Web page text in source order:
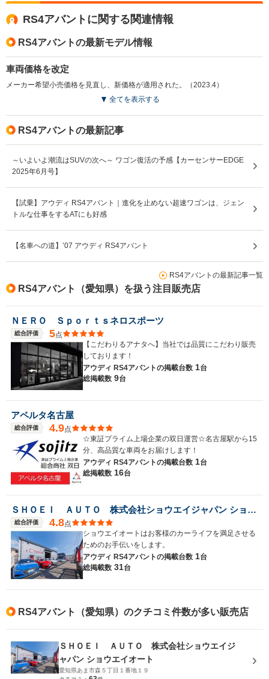
RS4アバントに関する関連情報
RS4アバントの最新モデル情報
車両価格を改定
メーカー希望小売価格を見直し、新価格が適用された。（2023.4）
全てを表示する
RS4アバントの最新記事
～いよいよ潮流はSUVの次へ～ ワゴン復活の予感【カーセンサーEDGE
2025年6月号】
【試乗】アウディ RS4アバント｜進化を止めない超速ワゴンは、ジェン
トルな仕事をするATにも好感
【名車への道】’07 アウディ RS4アバント
RS4アバントの最新記事一覧
RS4アバント（愛知県）を扱う注目販売店
ＮＥＲＯ Ｓｐｏｒｔｓネロスポーツ
総合評価 5点
【こだわりるアナタへ】当社では品質にこだわり販売
しております！
アウディ RS4アバントの掲載台数 1台
総掲載数 9台
アペルタ名古屋
総合評価 4.9点
☆東証プライム上場企業の双日運営☆名古屋駅から15
分、高品質な車両をお届けします！
アウディ RS4アバントの掲載台数 1台
総掲載数 16台
ＳＨＯＥＩ ＡＵＴＯ 株式会社ショウエイジャパン ショウエイオート
総合評価 4.8点
ショウエイオートはお客様のカーライフを満足させる
ためのお手伝いをします。
アウディ RS4アバントの掲載台数 1台
総掲載数 31台
RS4アバント（愛知県）のクチコミ件数が多い販売店
ＳＨＯＥＩ ＡＵＴＯ 株式会社ショウエイジ
ャパン ショウエイオート
愛知県あま市森５丁目１番地１９